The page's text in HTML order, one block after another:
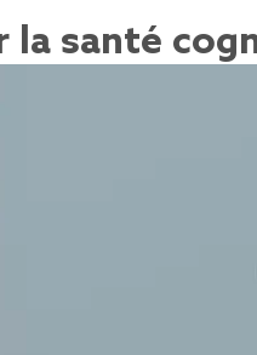
la santé